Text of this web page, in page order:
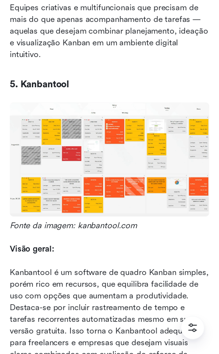
Equipes criativas e multifuncionais que precisam de
mais do que apenas acompanhamento de tarefas —
aquelas que desejam combinar planejamento, ideação
e visualização Kanban em um ambiente digital
intuitivo.
5. Kanbantool
Fonte da imagem: kanbantool.com
Visão geral:
Kanbantool é um software de quadro Kanban simples,
porém rico em recursos, que equilibra facilidade de
uso com opções que aumentam a produtividade.
Destaca-se por incluir rastreamento de tempo e
tarefas recorrentes automatizadas mesmo em sua
versão gratuita. Isso torna o Kanbantool adequado
para freelancers e empresas que desejam visuais